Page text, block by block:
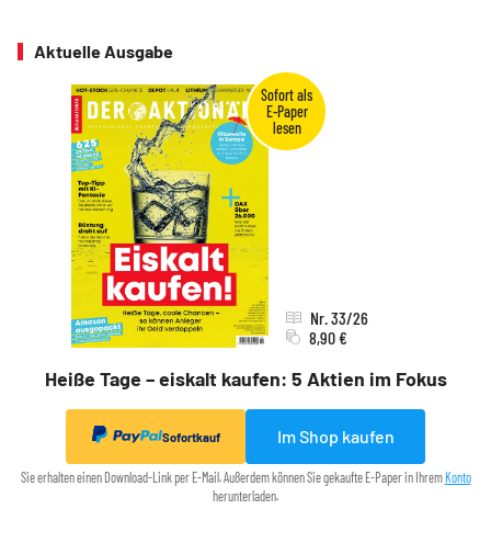
Aktuelle Ausgabe
Heiße Tage – eiskalt kaufen: 5 Aktien im Fokus
Nr. 33/26
8,90 €
Sofortkauf Im Shop kaufen
Sie erhalten einen Download-Link per E-Mail. Außerdem können Sie gekaufte E-Paper in Ihrem Konto
herunterladen.